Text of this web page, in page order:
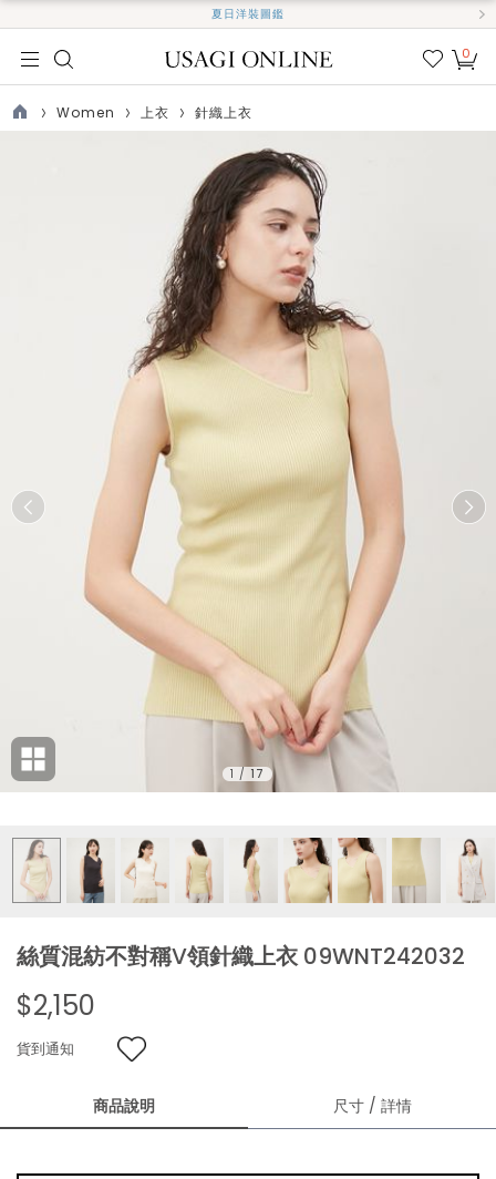
夏日洋裝圖鑑
我的
0
TOP
Women 上衣 針織上衣
1 / 17
絲質混紡不對稱V領針織上衣 09WNT242032
$2,150
貨到通知
商品說明 尺寸 / 詳情